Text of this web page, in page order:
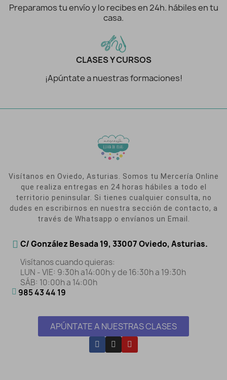
Preparamos tu envío y lo recibes en 24h. hábiles en tu
casa.
CLASES Y CURSOS
¡Apúntate a nuestras formaciones!
Visítanos en Oviedo, Asturias. Somos tu Mercería Online
que realiza entregas en 24 horas hábiles a todo el
territorio peninsular. Si tienes cualquier consulta, no
dudes en escribirnos en nuestra sección de contacto, a
través de Whatsapp o envíanos un Email.
C/ González Besada 19, 33007 Oviedo, Asturias.
Visítanos cuando quieras:
LUN - VIE: 9:30h a14:00h y de 16:30h a 19:30h
SÁB: 10:00h a 14:00h
985 43 44 19
APÚNTATE A NUESTRAS CLASES